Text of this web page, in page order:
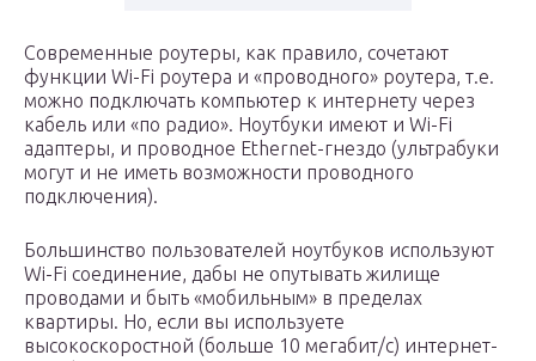
Современные роутеры, как правило, сочетают
функции Wi-Fi роутера и «проводного» роутера, т.е.
можно подключать компьютер к интернету через
кабель или «по радио». Ноутбуки имеют и Wi-Fi
адаптеры, и проводное Ethernet-гнездо (ультрабуки
могут и не иметь возможности проводного
подключения).
Большинство пользователей ноутбуков используют
Wi-Fi соединение, дабы не опутывать жилище
проводами и быть «мобильным» в пределах
квартиры. Но, если вы используете
высокоскоростной (больше 10 мегабит/c) интернет-